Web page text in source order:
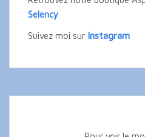
Selency
Suivez moi sur Instagram